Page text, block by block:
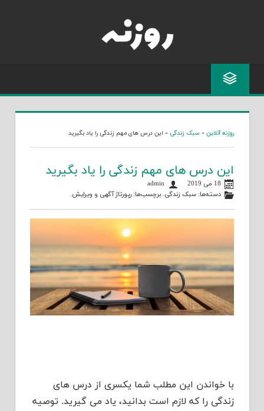
روزنه آنلاین » سبک زندگی » این درس های مهم زندگی را یاد بگیرید
این درس های مهم زندگی را یاد بگیرید
18 می 2019
دسته‌ها:سبک زندگی. برچسب‌ها:رپورتاژ آگهی و ویرایش.
با خواندن این مطلب شما یکسری از درس های
زندگی را که لازم است بدانید، یاد می گیرید. توصیه